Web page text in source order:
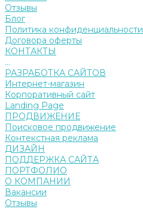
Отзывы
Блог
Политика конфиденциальности
Договора оферты
КОНТАКТЫ
...
РАЗРАБОТКА САЙТОВ
Интернет-магазин
Корпоративный сайт
Landing Page
ПРОДВИЖЕНИЕ
Поисковое продвижение
Контекстная реклама
ДИЗАЙН
ПОДДЕРЖКА САЙТА
ПОРТФОЛИО
О КОМПАНИИ
Вакансии
Отзывы